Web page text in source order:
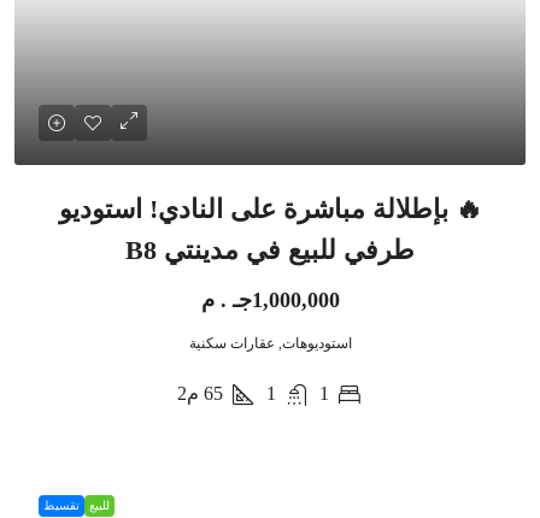
🔥 بإطلالة مباشرة على النادي! استوديو
طرفي للبيع في مدينتي B8
1,000,000جـ . م
استوديوهات, عقارات سكنية
1
1
65 م2
للبيع تقسيط